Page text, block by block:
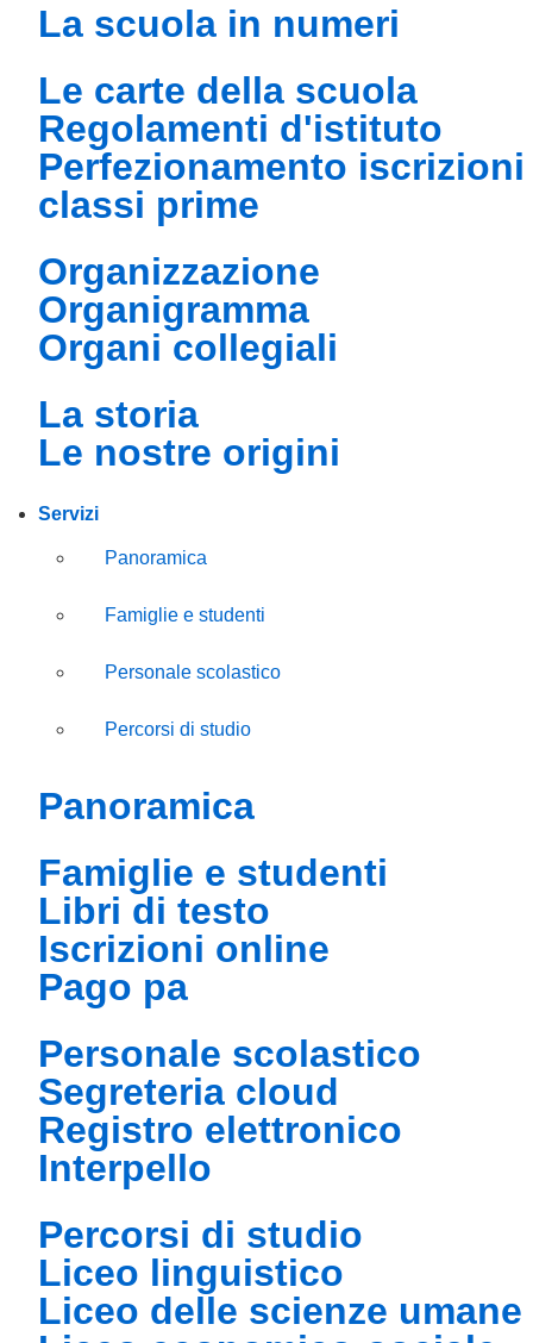
la scuola in numeri
le carte della scuola
regolamenti d'istituto
perfezionamento iscrizioni
classi prime
organizzazione
organigramma
organi collegiali
la storia
le nostre origini
Servizi
Panoramica
Famiglie e studenti
Personale scolastico
Percorsi di studio
panoramica
famiglie e studenti
libri di testo
iscrizioni online
pago pa
personale scolastico
segreteria cloud
registro elettronico
interpello
percorsi di studio
liceo linguistico
liceo delle scienze umane